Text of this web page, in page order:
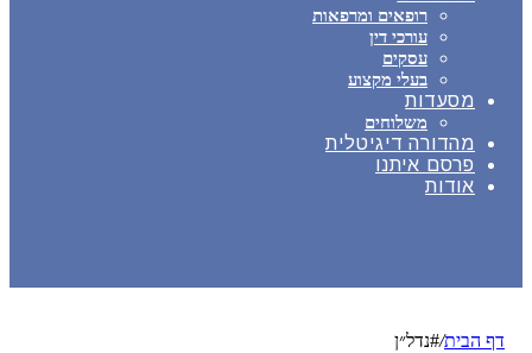
רופאים ומרפאות
עורכי דין
עסקים
בעלי מקצוע
מסעדות
משלוחים
מהדורה דיגיטלית
פרסם איתנו
אודות
דף הבית/#נדל״ן